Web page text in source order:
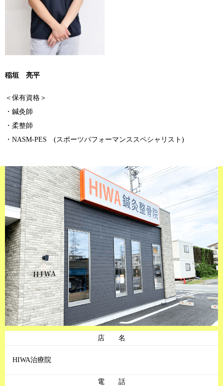
稲垣 亮平
＜保有資格＞
・鍼灸師
・柔整師
・NASM-PES (スポーツパフォーマンススペシャリスト)
店 名
HIWA治療院
電 話